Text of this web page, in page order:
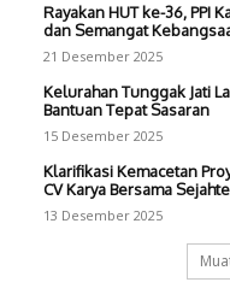
Rayakan HUT ke-36, PPI
dan Semangat
21 Desember 2025
Kelurahan Tunggak Jati
Bantuan Tepat Sasaran
15 Desember 2025
Klarifikasi Kemacetan
CV Karya Bersama
13 Desember 2025